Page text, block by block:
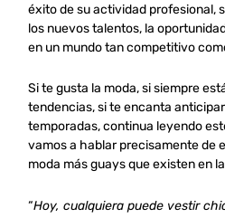
éxito de su actividad profesional,
los nuevos talentos, la
en un mundo tan competitivo
Si te gusta la moda, si siempre
tendencias, si te encanta
temporadas, continua leyendo
vamos a hablar precisamente de
moda más guays que existen en
“Hoy, cualquiera puede vestir